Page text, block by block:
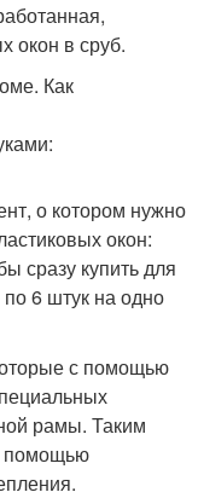
окон в сруб.
о котором нужно
окон:
сразу купить для
6 штук на одно
с помощью
рамы. Таким
помощью